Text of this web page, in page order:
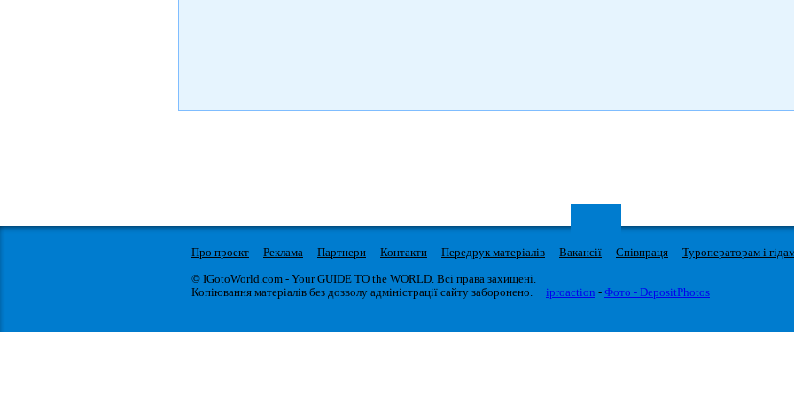
Про проект Реклама Партнери Контакти Передрук матеріалів Вакансії Співпраця Туроператорам і
© IGotoWorld.com - Your GUIDE TO the WORLD. Всі права захищені.
Копіювання матеріалів без дозволу адміністрації сайту заборонено.
iproaction - Фото - DepositPhotos